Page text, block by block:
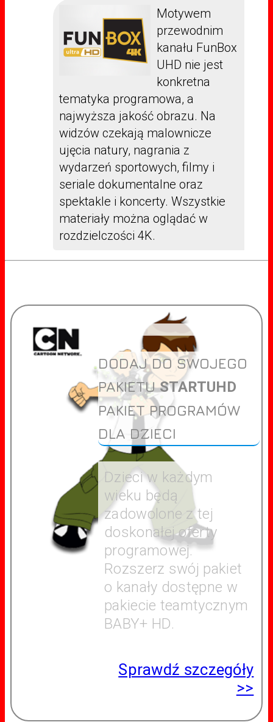
Motywem
przewodnim
kanału FunBox
UHD nie jest
konkretna
tematyka programowa, a
najwyższa jakość obrazu. Na
widzów czekają malownicze
ujęcia natury, nagrania z
wydarzeń sportowych, filmy i
seriale dokumentalne oraz
spektakle i koncerty. Wszystkie
materiały można oglądać w
rozdzielczości 4K.
DODAJ DO SWOJEGO
PAKIETUSTARTUHD
PAKIET PROGRAMÓW
DLA DZIECI
Dzieci w każdym
wieku będą
zadowolone z tej
doskonałej oferty
programowej.
Rozszerz swój pakiet
o kanały dostępne w
pakiecie teamtycznym
BABY+ HD.
Sprawdź szczegóły
>>